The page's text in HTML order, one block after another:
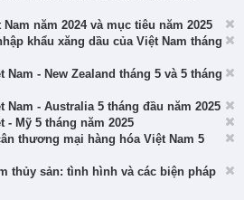
năm 2024 và mục tiêu năm 2025
khẩu xăng dầu của Việt Nam tháng
- New Zealand tháng 5 và 5 tháng
- Australia 5 tháng đầu năm 2025
Mỹ 5 tháng năm 2025
thương mại hàng hóa Việt Nam 5
thủy sản: tình hình và các biện pháp